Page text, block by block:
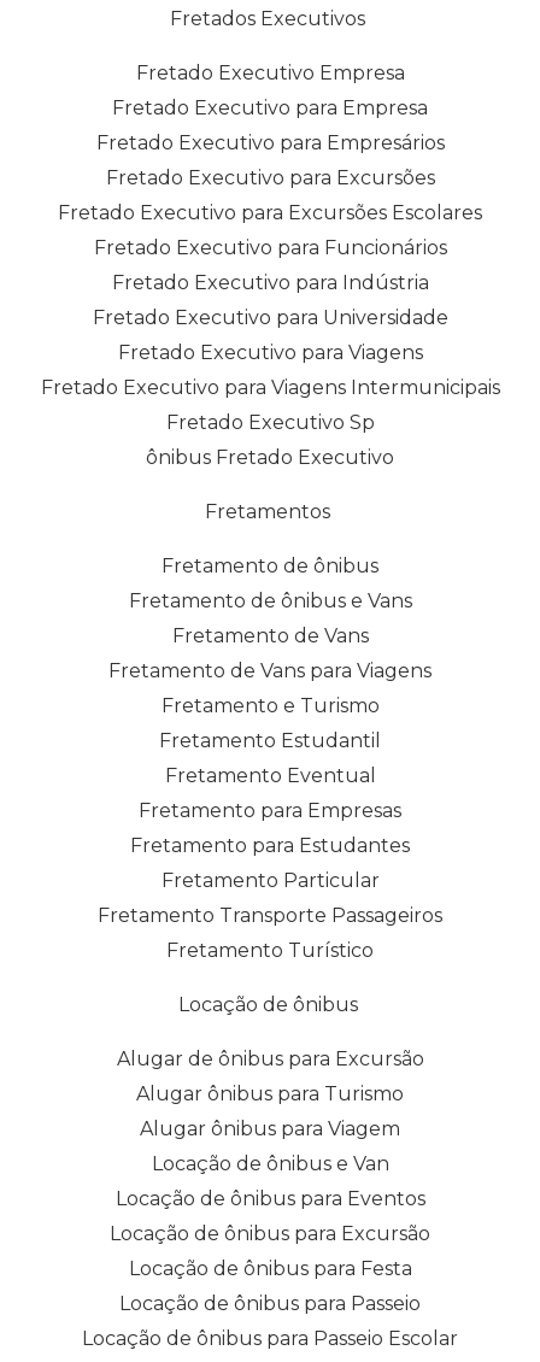
Fretados Executivos
Fretado Executivo Empresa
Fretado Executivo para Empresa
Fretado Executivo para Empresários
Fretado Executivo para Excursões
Fretado Executivo para Excursões Escolares
Fretado Executivo para Funcionários
Fretado Executivo para Indústria
Fretado Executivo para Universidade
Fretado Executivo para Viagens
Fretado Executivo para Viagens Intermunicipais
Fretado Executivo Sp
ônibus Fretado Executivo
Fretamentos
Fretamento de ônibus
Fretamento de ônibus e Vans
Fretamento de Vans
Fretamento de Vans para Viagens
Fretamento e Turismo
Fretamento Estudantil
Fretamento Eventual
Fretamento para Empresas
Fretamento para Estudantes
Fretamento Particular
Fretamento Transporte Passageiros
Fretamento Turístico
Locação de ônibus
Alugar de ônibus para Excursão
Alugar ônibus para Turismo
Alugar ônibus para Viagem
Locação de ônibus e Van
Locação de ônibus para Eventos
Locação de ônibus para Excursão
Locação de ônibus para Festa
Locação de ônibus para Passeio
Locação de ônibus para Passeio Escolar